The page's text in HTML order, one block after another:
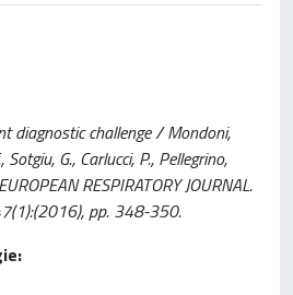
diagnostic challenge / Mondoni,
G., Carlucci, P., Pellegrino,
RESPIRATORY JOURNAL.
pp. 348-350.